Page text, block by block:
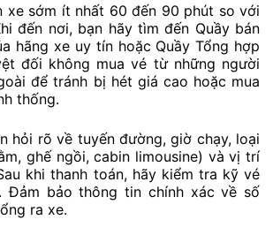
xe sớm ít nhất 60 đến 90 phút so với
đến nơi, bạn hãy tìm đến Quầy bán
hãng xe uy tín hoặc Quầy Tổng hợp
đối không mua vé từ những người
để tránh bị hét giá cao hoặc mua
thống.
hỏi rõ về tuyến đường, giờ chạy, loại
ghế ngồi, cabin limousine) và vị trí
khi thanh toán, hãy kiểm tra kỹ vé
Đảm bảo thông tin chính xác về số
ra xe.